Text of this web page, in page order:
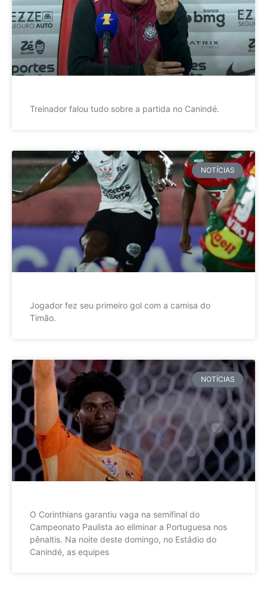
Treinador falou tudo sobre a partida no Canindé.
NOTÍCIAS
Jogador fez seu primeiro gol com a camisa do
Timão.
NOTÍCIAS
O Corinthians garantiu vaga na semifinal do
Campeonato Paulista ao eliminar a Portuguesa nos
pênaltis. Na noite deste domingo, no Estádio do
Canindé, as equipes